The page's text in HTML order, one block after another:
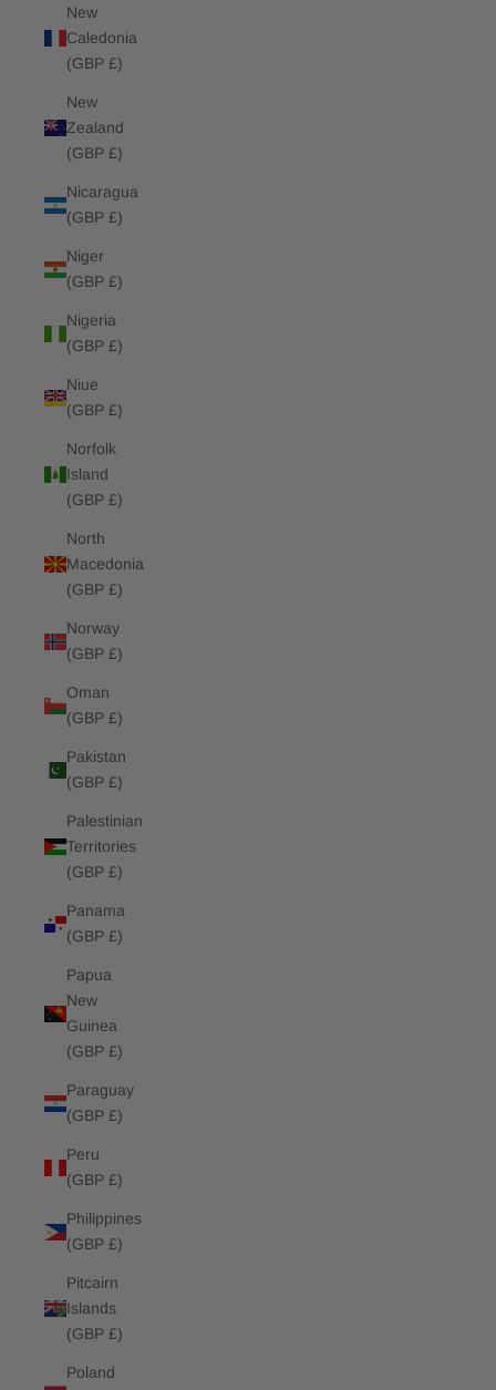
New
Caledonia
(GBP £)
New
Zealand
(GBP £)
Nicaragua
(GBP £)
Niger
(GBP £)
Nigeria
(GBP £)
Niue
(GBP £)
Norfolk
Island
(GBP £)
North
Macedonia
(GBP £)
Norway
(GBP £)
Oman
(GBP £)
Pakistan
(GBP £)
Palestinian
Territories
(GBP £)
Panama
(GBP £)
Papua
New
Guinea
(GBP £)
Paraguay
(GBP £)
Peru
(GBP £)
Philippines
(GBP £)
Pitcairn
Islands
(GBP £)
Poland